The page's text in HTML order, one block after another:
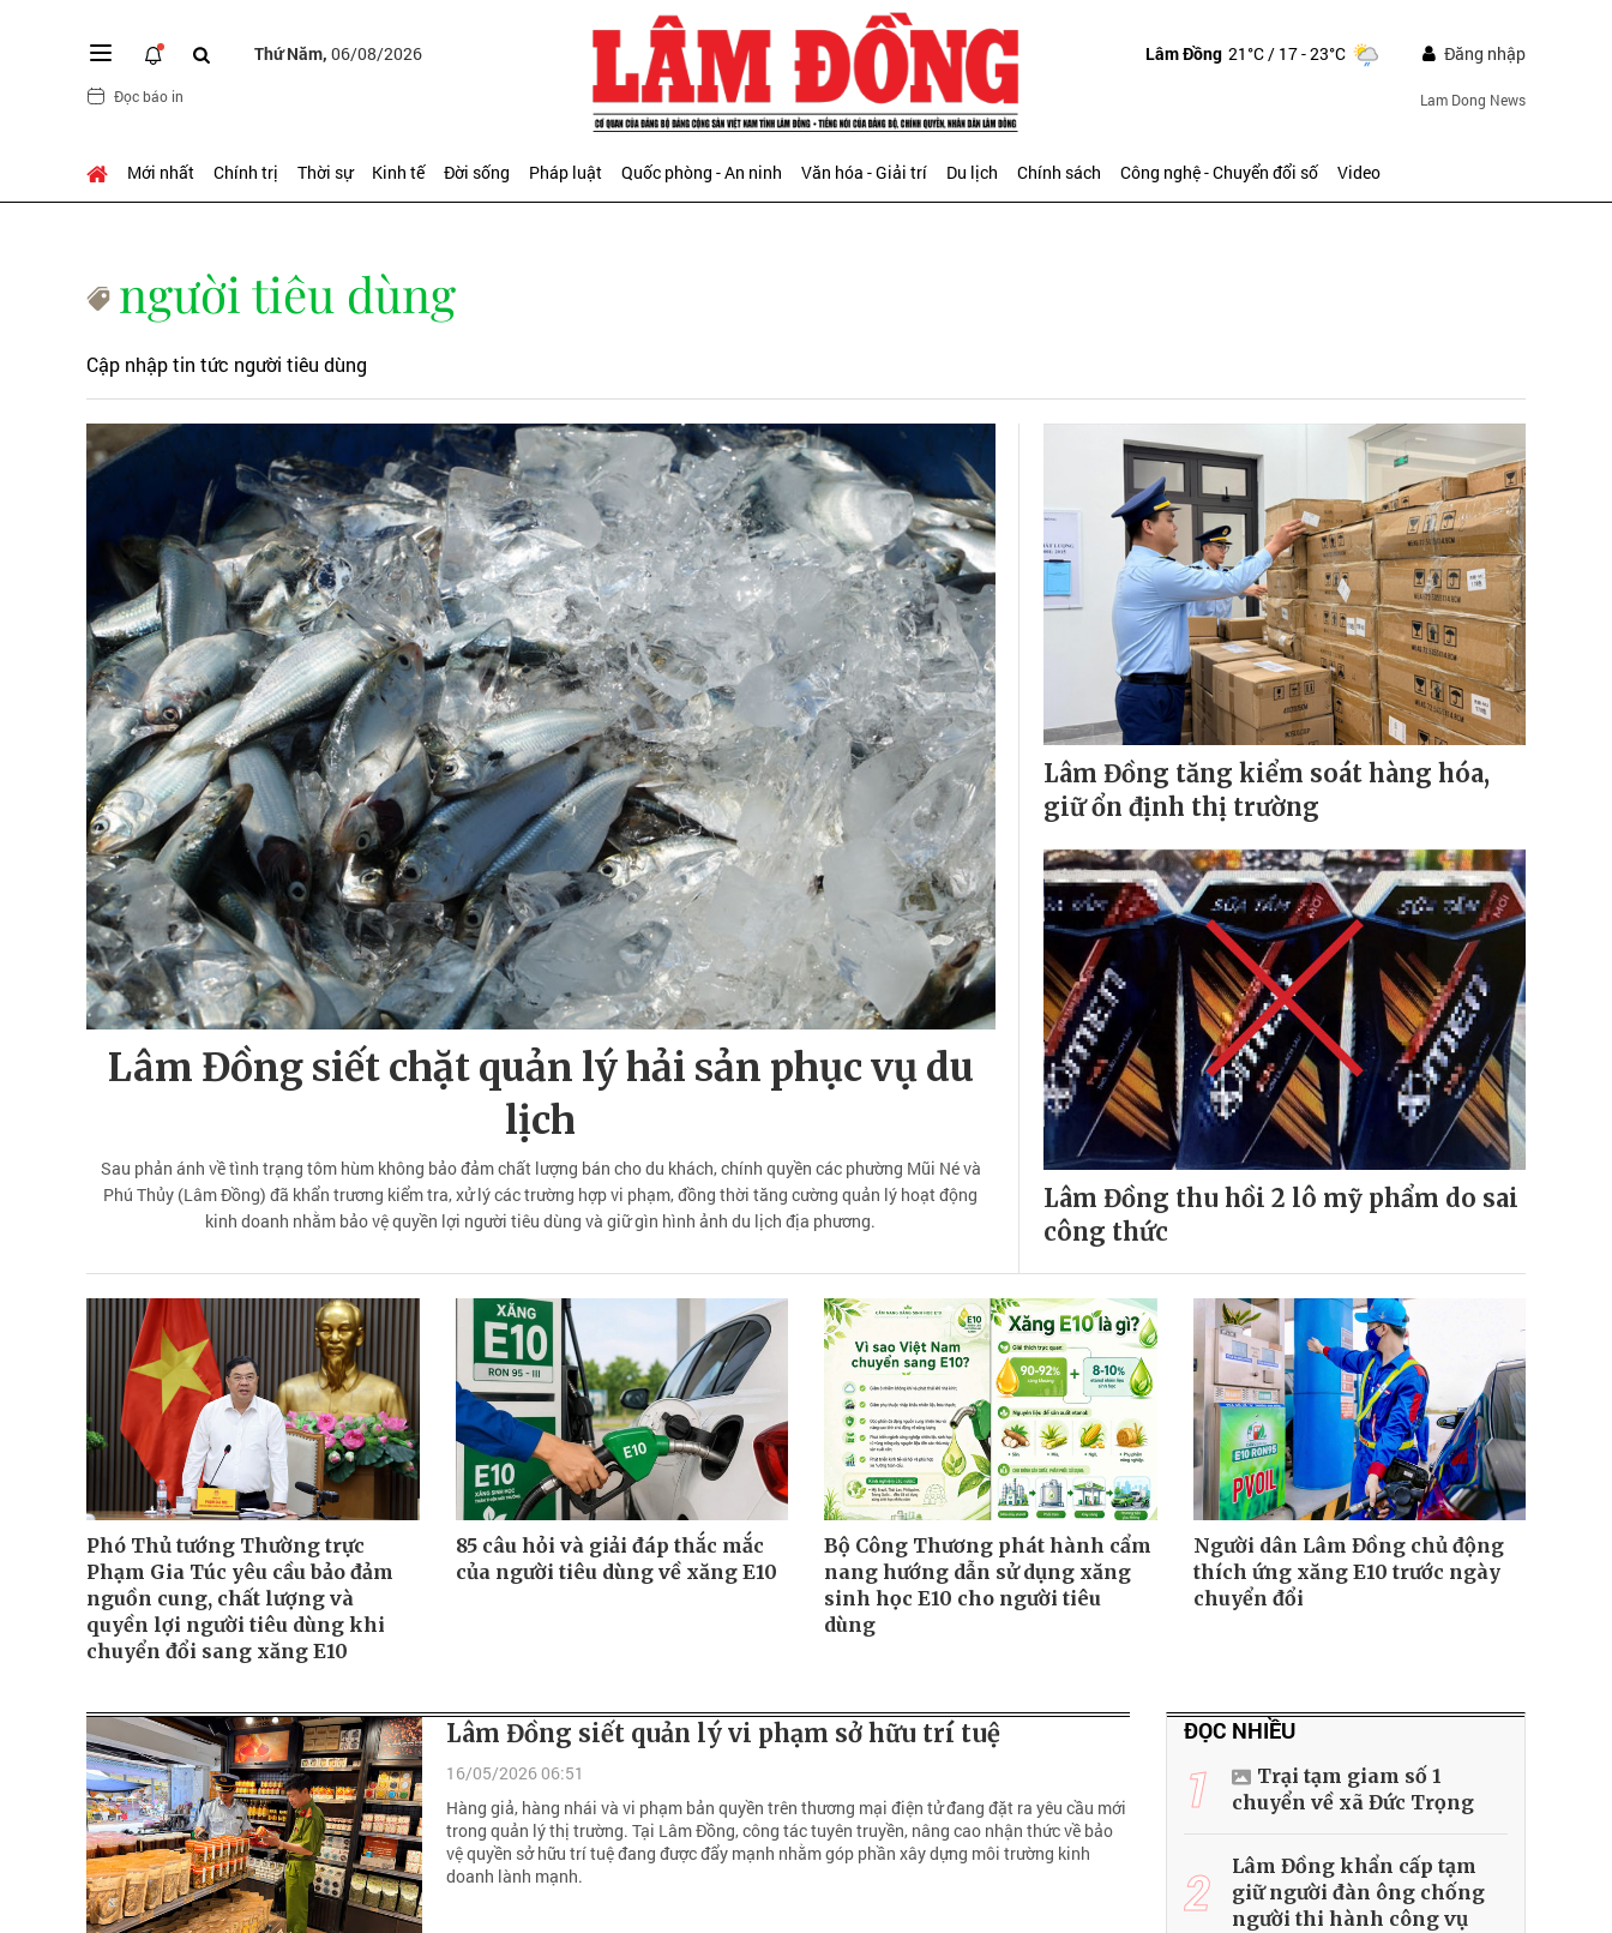
Thứ Năm, 06/08/2026
Đọc báo in
Lâm Đồng 21°C/ 17 - 23°C Đăng nhập
Lam Dong News
Mới nhất Chính trị Thời sự Kinh tế Đời sống Pháp luật Quốc phòng - An ninh Văn hóa - Giải trí Du lịch Chính sách Công nghệ - Chuyển đổi số Video
người tiêu dùng
Cập nhập tin tức người tiêu dùng
Lâm Đồng siết chặt quản lý hải sản phục vụ du
lịch
Sau phản ánh về tình trạng tôm hùm không bảo đảm chất lượng bán cho du khách, chính quyền các phường Mũi Né và
Phú Thủy (Lâm Đồng) đã khẩn trương kiểm tra, xử lý các trường hợp vi phạm, đồng thời tăng cường quản lý hoạt động
kinh doanh nhằm bảo vệ quyền lợi người tiêu dùng và giữ gìn hình ảnh du lịch địa phương.
Lâm Đồng tăng kiểm soát hàng hóa,
giữ ổn định thị trường
Lâm Đồng thu hồi 2 lô mỹ phẩm do sai
công thức
Phó Thủ tướng Thường trực
Phạm Gia Túc yêu cầu bảo đảm
nguồn cung, chất lượng và
quyền lợi người tiêu dùng khi
chuyển đổi sang xăng E10
85 câu hỏi và giải đáp thắc mắc
của người tiêu dùng về xăng E10
Bộ Công Thương phát hành cẩm
nang hướng dẫn sử dụng xăng
sinh học E10 cho người tiêu
dùng
Người dân Lâm Đồng chủ động
thích ứng xăng E10 trước ngày
chuyển đổi
Lâm Đồng siết quản lý vi phạm sở hữu trí tuệ
16/05/2026 06:51
Hàng giả, hàng nhái và vi phạm bản quyền trên thương mại điện tử đang đặt ra yêu cầu mới
trong quản lý thị trường. Tại Lâm Đồng, công tác tuyên truyền, nâng cao nhận thức về bảo
vệ quyền sở hữu trí tuệ đang được đẩy mạnh nhằm góp phần xây dựng môi trường kinh
doanh lành mạnh.
ĐỌC NHIỀU
1
Trại tạm giam số 1
chuyển về xã Đức Trọng
2
Lâm Đồng khẩn cấp tạm
giữ người đàn ông chống
người thi hành công vụ